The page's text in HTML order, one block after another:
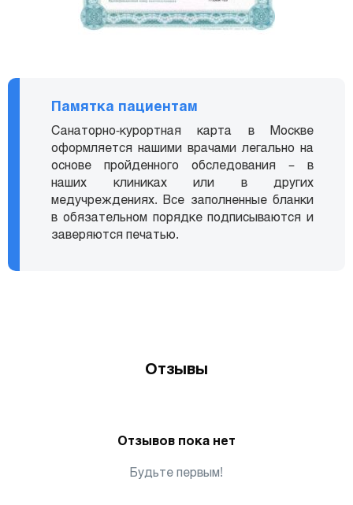
Памятка пациентам
Санаторно-курортная карта в Москве
оформляется нашими врачами легально на
основе пройденного обследования – в
наших клиниках или в других
медучреждениях. Все заполненные бланки
в обязательном порядке подписываются и
заверяются печатью.
Отзывы
Отзывов пока нет
Будьте первым!